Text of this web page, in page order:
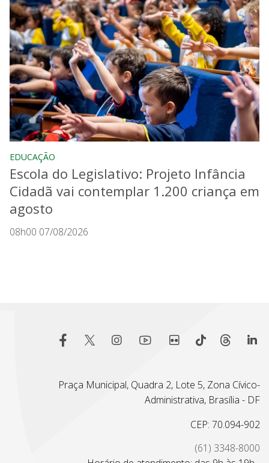
EDUCAÇÃO
Escola do Legislativo: Projeto Infância
Cidadã vai contemplar 1.200 criança em
agosto
08h00 07/08/2026
Praça Municipal, Quadra 2, Lote 5, Zona Cívico-
Administrativa, Brasília - DF
CEP: 70.094-902
(61) 3348-8000